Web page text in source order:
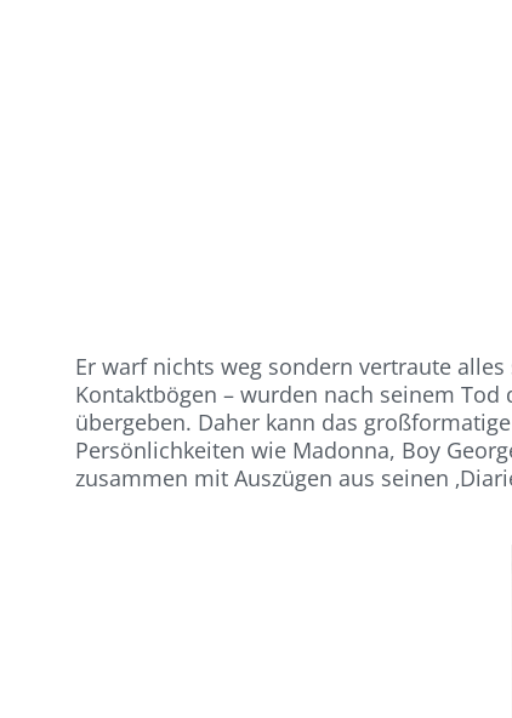
Er warf nichts weg sondern vertraute alles
Kontaktbögen – wurden nach seinem
übergeben. Daher kann das
Persönlichkeiten wie Madonna, Boy
zusammen mit Auszügen aus seinen